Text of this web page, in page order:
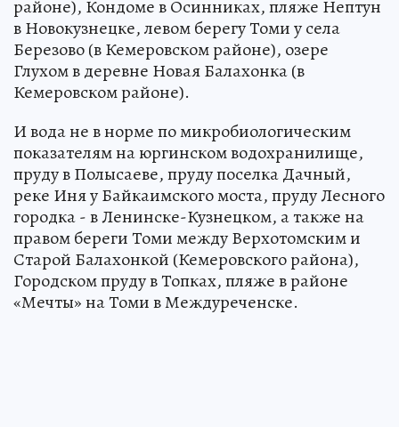
районе), Кондоме в Осинниках, пляже Нептун
в Новокузнецке, левом берегу Томи у села
Березово (в Кемеровском районе), озере
Глухом в деревне Новая Балахонка (в
Кемеровском районе).
И вода не в норме по микробиологическим
показателям на юргинском водохранилище,
пруду в Полысаеве, пруду поселка Дачный,
реке Иня у Байкаимского моста, пруду Лесного
городка - в Ленинске-Кузнецком, а также на
правом береги Томи между Верхотомским и
Старой Балахонкой (Кемеровского района),
Городском пруду в Топках, пляже в районе
«Мечты» на Томи в Междуреченске.